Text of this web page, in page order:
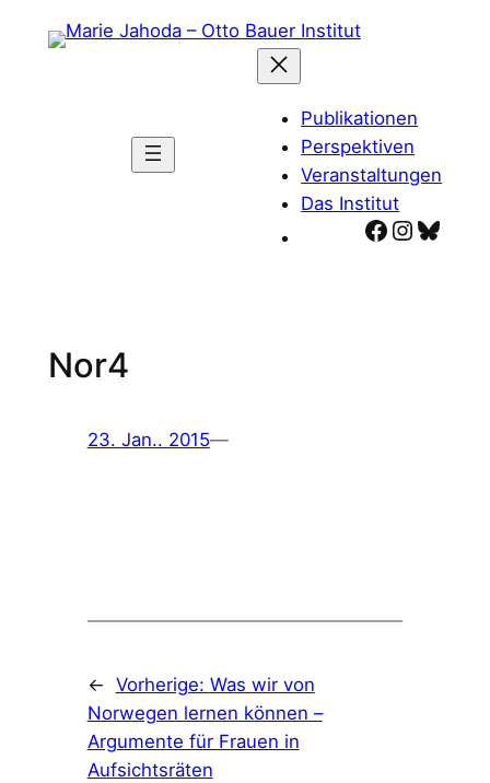
Inhalt
Publikationen
Perspektiven
Veranstaltungen
Das Institut
Facebook
Nor4
23. Jan.. 2015—
← Vorherige: Was wir von
Norwegen lernen können –
Argumente für Frauen in
Aufsichtsräten